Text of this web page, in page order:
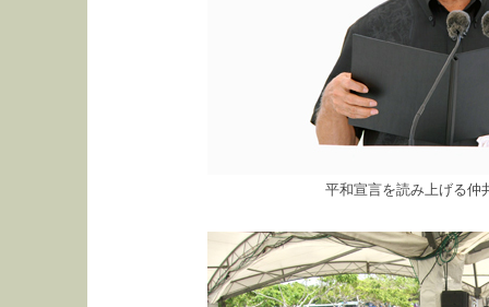
平和宣言を読み上げる仲